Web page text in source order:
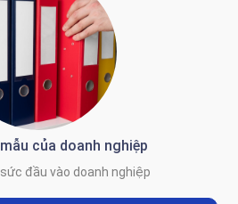
của doanh nghiệp
đầu vào doanh nghiệp